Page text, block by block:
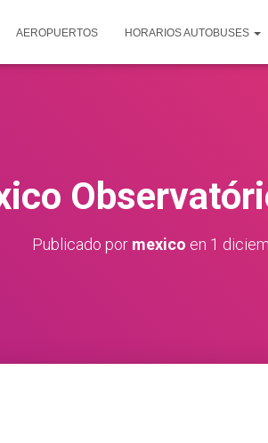
AEROPUERTOS HORARIOS AUTOBUSES
Publicado por mexico en 1